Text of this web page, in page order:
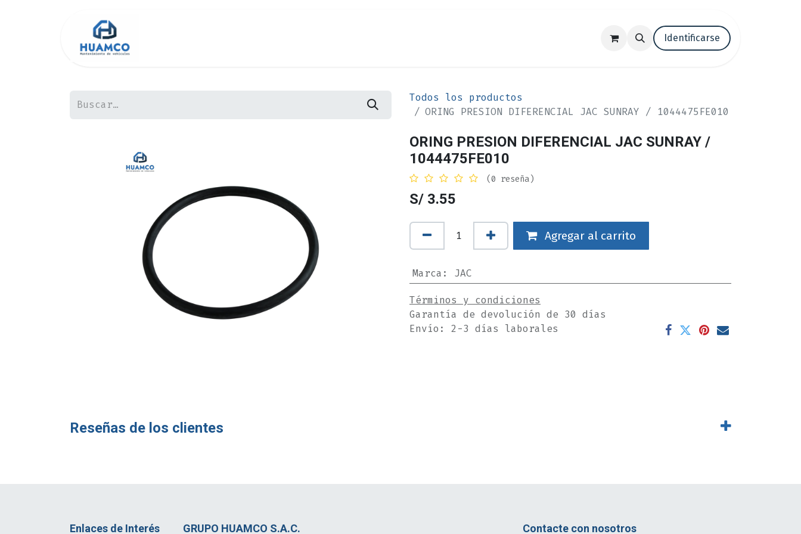
Trabaja con nosotros Blog
Identificarse
Todos los productos
ORING PRESION DIFERENCIAL JAC SUNRAY / 1044475FE010
ORING PRESION DIFERENCIAL JAC SUNRAY /
1044475FE010
(0 reseña)
S/ 3.55
Agregar al carrito
Marca : JAC
Términos y condiciones
Garantía de devolución de 30 días
Envío: 2-3 días laborales
Reseñas de los clientes
Enlaces de Interés GRUPO HUAMCO S.A.C. Contacte con nosotros